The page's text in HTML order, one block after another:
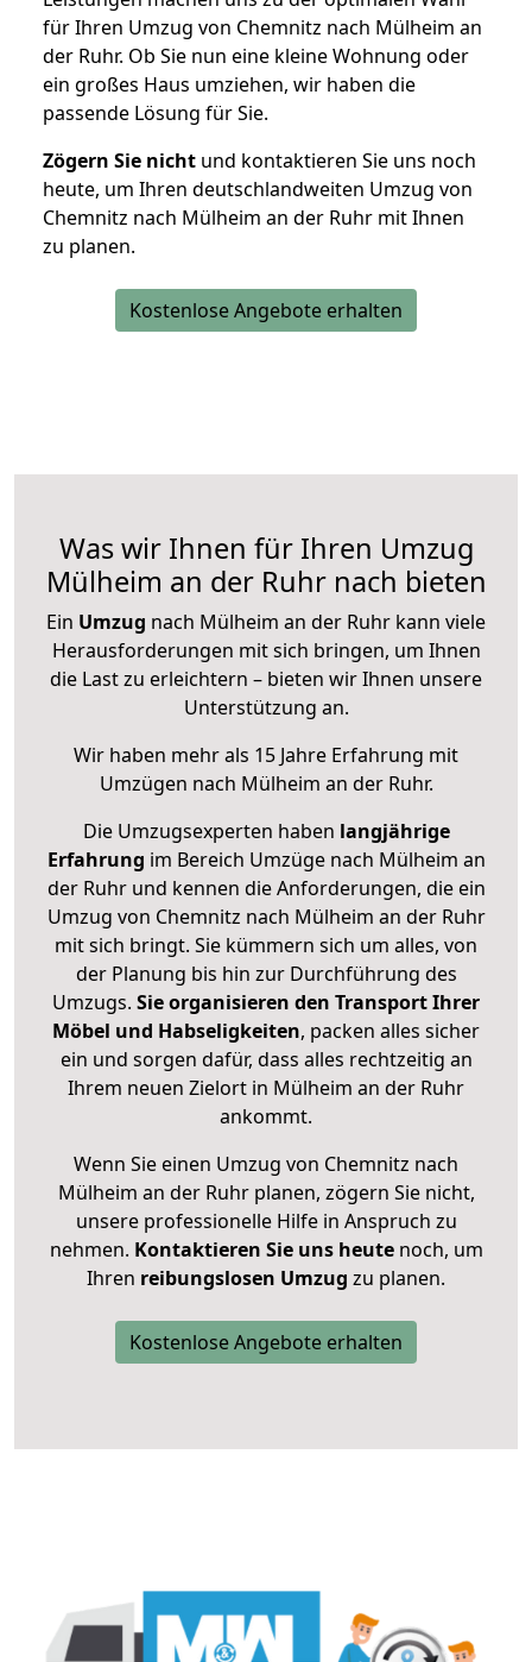
für Ihren Umzug von Chemnitz nach Mülheim an
der Ruhr. Ob Sie nun eine kleine Wohnung oder
ein großes Haus umziehen, wir haben die
passende Lösung für Sie.
Zögern Sie nicht und kontaktieren Sie uns noch
heute, um Ihren deutschlandweiten Umzug von
Chemnitz nach Mülheim an der Ruhr mit Ihnen
zu planen.
Kostenlose Angebote erhalten
Was wir Ihnen für Ihren Umzug
Mülheim an der Ruhr nach bieten
Ein Umzug nach Mülheim an der Ruhr kann viele
Herausforderungen mit sich bringen, um Ihnen
die Last zu erleichtern – bieten wir Ihnen unsere
Unterstützung an.
Wir haben mehr als 15 Jahre Erfahrung mit
Umzügen nach Mülheim an der Ruhr.
Die Umzugsexperten haben langjährige
Erfahrung im Bereich Umzüge nach Mülheim an
der Ruhr und kennen die Anforderungen, die ein
Umzug von Chemnitz nach Mülheim an der Ruhr
mit sich bringt. Sie kümmern sich um alles, von
der Planung bis hin zur Durchführung des
Umzugs. Sie organisieren den Transport Ihrer
Möbel und Habseligkeiten, packen alles sicher
ein und sorgen dafür, dass alles rechtzeitig an
Ihrem neuen Zielort in Mülheim an der Ruhr
ankommt.
Wenn Sie einen Umzug von Chemnitz nach
Mülheim an der Ruhr planen, zögern Sie nicht,
unsere professionelle Hilfe in Anspruch zu
nehmen. Kontaktieren Sie uns heutenoch, um
Ihren reibungslosen Umzug zu planen.
Kostenlose Angebote erhalten